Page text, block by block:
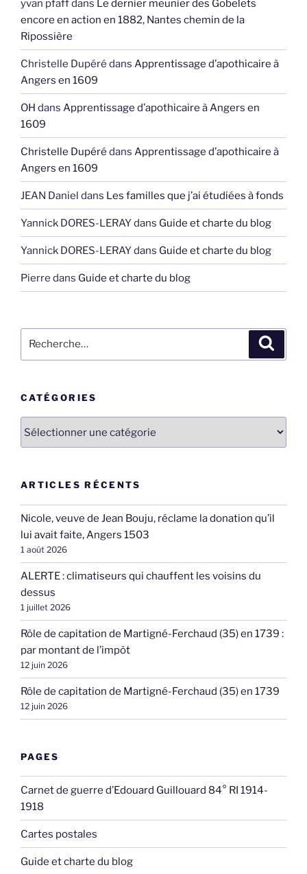
yvan pfaffdans Le dernier meunier des Gobelets
encore en action en 1882, Nantes chemin de la
Ripossière
Christelle Dupéré dans Apprentissage d’apothicaire à
Angers en 1609
OH dans Apprentissage d’apothicaire à Angers en
1609
Christelle Dupéré dans Apprentissage d’apothicaire à
Angers en 1609
JEAN Daniel dans Les familles que j’ai étudiées à fonds
Yannick DORES-LERAYdans Guide et charte du blog
Yannick DORES-LERAYdans Guide et charte du blog
Pierre dans Guide et charte du blog
pour
CATÉGORIES
ARTICLES RÉCENTS
Nicole, veuve de Jean Bouju, réclame la donation qu’il
lui avait faite, Angers 1503
1 août 2026
ALERTE : climatiseurs qui chauffent les voisins du
dessus
1 juillet 2026
Rôle de capitation de Martigné-Ferchaud (35) en 1739 :
par montant de l’impôt
12 juin 2026
Rôle de capitation de Martigné-Ferchaud (35) en 1739
12 juin 2026
PAGES
Carnet de guerre d’Edouard Guillouard 84° RI 1914-
1918
Cartes postales
Guide et charte du blog